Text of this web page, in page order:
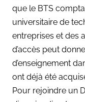
que le BTS
universitaire de
entreprises et des
d’accès peut
d’enseignement
ont déjà été
Pour rejoindre un